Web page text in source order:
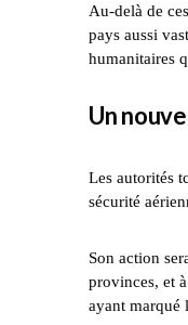
Au-delà de
pays aussi
humanitaires
Un
Les autorités
sécurité
Son action
provinces, et
ayant marqué